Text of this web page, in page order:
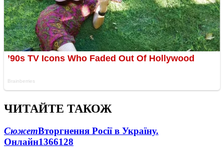
ЧИТАЙТЕ ТАКОЖ
СюжетВторгнення Росії в Україну.
Онлайн1366128